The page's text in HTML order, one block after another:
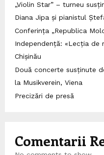
„Violin Star” – turneu
Diana Jipa și pianistul
Conferința „Republica
Independență: «Lecția de
Chișinău
Două concerte susținute
la Musikverein, Viena
Precizări de presă
Comentarii